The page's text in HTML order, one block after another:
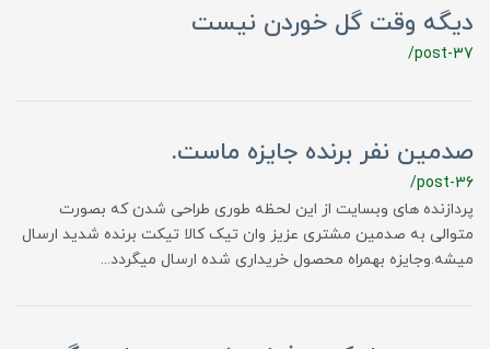
دیگه وقت گل خوردن نیست
/post-37
صدمین نفر برنده جایزه ماست.
/post-36
پردازنده های وبسایت از این لحظه طوری طراحی شدن که بصورت
متوالی به صدمین مشتری عزیز وان تیک کالا تیکت برنده شدید ارسال
میشه.وجایزه بهمراه محصول خریداری شده ارسال میگردد...